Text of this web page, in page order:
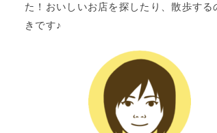
た！おいしいお店を探したり、散歩する
きです♪